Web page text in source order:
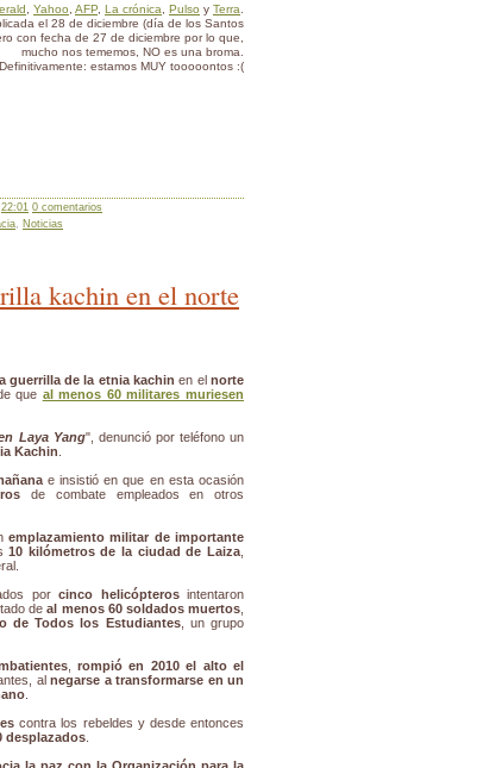
Yahoo AFP La crónica Pulso y Terra
el 28 de diciembre (día de los Santos
con fecha de 27 de diciembre por lo que,
mucho nos tememos, NO es una broma.
Definitivamente: estamos MUY tooooontos :(
22:01 0 comentarios
Noticias
kachin en el norte
guerrilla de la etnia kachin en el norte
que al menos 60 militares muriesen
Laya Yang", denunció por teléfono un
Kachin
e insistió en que en esta ocasión
de combate empleados en otros
emplazamiento militar de importante
10 kilómetros de la ciudad de Laiza
porcinco helicópterosintentaron
deal menos 60 soldados muertos
de Todos los Estudiantes, un grupo
,rompió en 2010 el alto el
alnegarse a transformarse en un
contra los rebeldes y desde entonces
desplazados